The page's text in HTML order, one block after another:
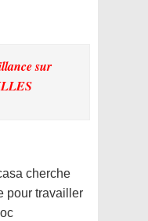
sur
cherche
pour travailler